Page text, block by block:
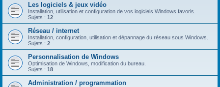
Les logiciels & jeux vidéo
Installation, utilisation et configuration de vos logiciels Windows favoris.
Sujets : 12
Réseau / internet
Installation, configuration, utilisation et dépannage du réseau sous Windows.
Sujets : 2
Personnalisation de Windows
Optimisation de Windows, modification du bureau.
Sujets : 18
Administration / programmation